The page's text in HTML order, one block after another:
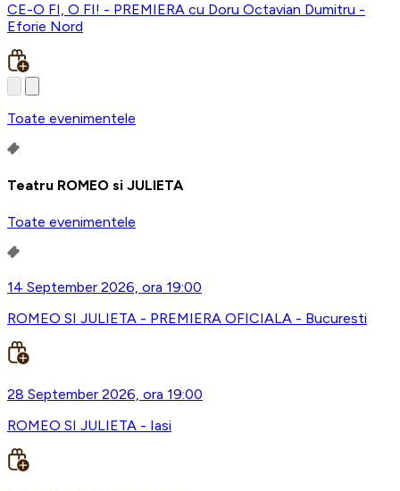
CE-O FI, O FI! - PREMIERA cu Doru Octavian Dumitru -
Eforie Nord
Toate evenimentele
Teatru ROMEO si JULIETA
Toate evenimentele
14 September 2026, ora 19:00
ROMEO SI JULIETA - PREMIERA OFICIALA - Bucuresti
28 September 2026, ora 19:00
ROMEO SI JULIETA - Iasi